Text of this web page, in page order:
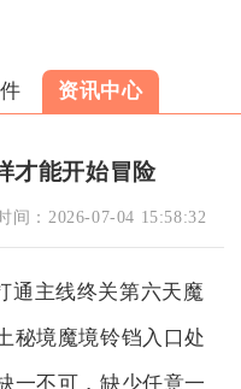
资讯中心
才能开始冒险
间： 2026-07-04 15:58:32
通主线终关第六天魔
秘境魔境铃铛入口处
一不可，缺少任意一